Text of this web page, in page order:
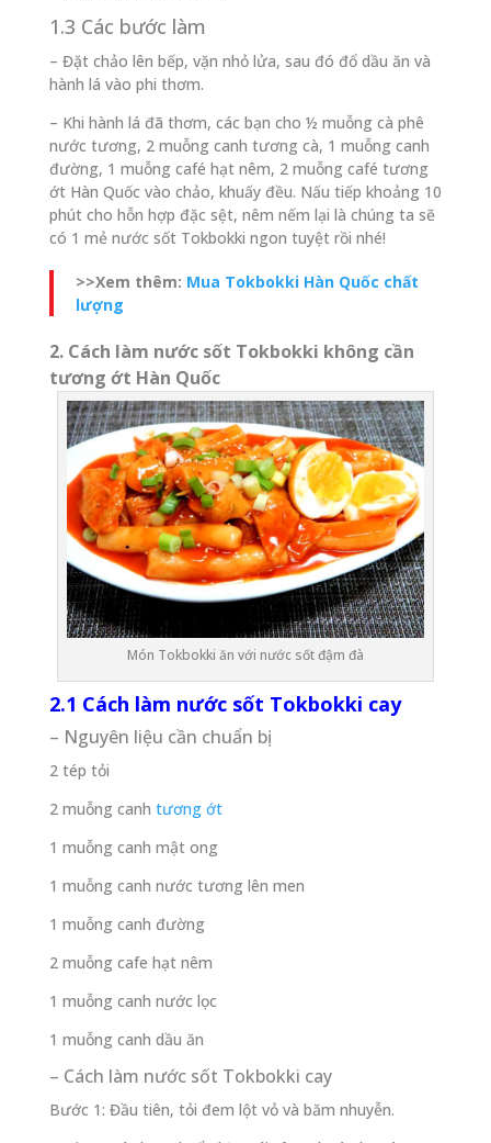
1.3 Các bước làm
– Đặt chảo lên bếp, vặn nhỏ lửa, sau đó đổ dầu ăn và
hành lá vào phi thơm.
– Khi hành lá đã thơm, các bạn cho ½ muỗng cà phê
nước tương, 2 muỗng canh tương cà, 1 muỗng canh
đường, 1 muỗng café hạt nêm, 2 muỗng café tương
ớt Hàn Quốc vào chảo, khuấy đều. Nấu tiếp khoảng 10
phút cho hỗn hợp đặc sệt, nêm nếm lại là chúng ta sẽ
có 1 mẻ nước sốt Tokbokki ngon tuyệt rồi nhé!
>>Xem thêm: Mua Tokbokki Hàn Quốc chất
lượng
2. Cách làm nước sốt Tokbokki không cần
tương ớt Hàn Quốc
Món Tokbokki ăn với nước sốt đậm đà
2.1 Cách làm nước sốt Tokbokki cay
– Nguyên liệu cần chuẩn bị
2 tép tỏi
2 muỗng canh tương ớt
1 muỗng canh mật ong
1 muỗng canh nước tương lên men
1 muỗng canh đường
2 muỗng cafe hạt nêm
1 muỗng canh nước lọc
1 muỗng canh dầu ăn
– Cách làm nước sốt Tokbokki cay
Bước 1: Đầu tiên, tỏi đem lột vỏ và băm nhuyễn.